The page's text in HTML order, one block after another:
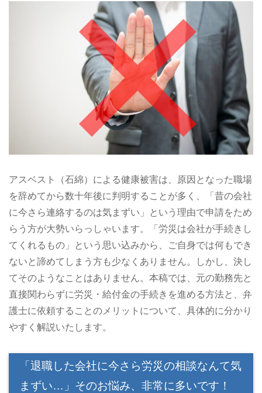
アスベスト（石綿）による健康被害は、原因となった職場
を辞めてから数十年後に判明することが多く、「昔の会社
に今さら連絡するのは気まずい」という理由で申請をため
らう方が大勢いらっしゃいます。「労災は会社が手続きし
てくれるもの」という思い込みから、ご自身では何もでき
ないと諦めてしまう方も少なくありません。しかし、決し
てそのようなことはありません。本稿では、元の勤務先と
直接関わらずに労災・給付金の手続きを進める方法と、弁
護士に依頼することのメリットについて、具体的に分かり
やすく解説いたします。
「退職した会社に今さら労災の相談なんて気
まずい…」そのお悩み、非常に多いです！